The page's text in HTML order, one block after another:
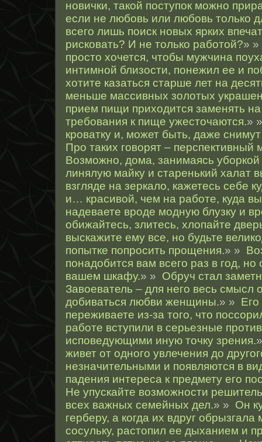
новички, такой поступок можно
если не любовь или любовь только
всего лишь поиск новых ярких
рисковать? И не только работой?»
просто хочется, чтобы мужчина
интимной близости, понежил ее и
хотите казаться старше лет на
меньше массивных золотых
прием пищи приходится заменять
требования к пище ужесточаются.»
кроватку и, может быть, даже
Про таких говорят – перспективный
Возможно, дома, занимаясь
линялую майку и старенький халат
взгляде на зеркало, кажетесь себе
и… красивой, чем на работе, куда
надеваете вроде модную блузку и
обижайтесь, злитесь, хлопайте
выскажите ему все, но будьте
попытке попросить прощения.» »
понадобится вам всего раз в год,
вашем шкафу.» » Обруч стал
Завоеватель – для него весь смысл
добиваться любви женщины.» » Его
переживаете из-за того, что
работе вступили в серьезные
исповедующими иную точку зрения.
живет от одного увлечения до
незначительными и появляются в
падения интереса к предмету его
Не упускайте возможности
всех важных семейных дел.» » Он
герберу, а когда их вдруг
сосульку, растопил ее дыханием и